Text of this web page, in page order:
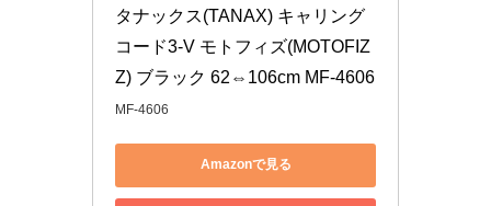
タナックス(TANAX) キャリング
コード3-V モトフィズ(MOTOFIZ
Z) ブラック 62⇔106cm MF-4606
MF-4606
Amazonで見る